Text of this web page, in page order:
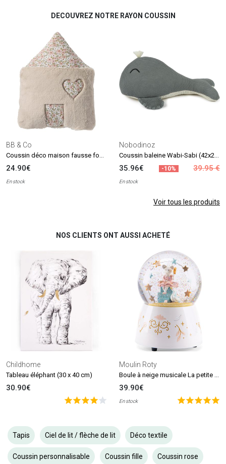
DECOUVREZ NOTRE RAYON COUSSIN
BB & Co
24.90€
En stock
Nobodinoz
35.96€ -10% 39.95 €
En stock
Voir tous les produits
NOS CLIENTS ONT AUSSI ACHETÉ
Childhome
Tableau éléphant (30 x 40 cm)
30.90€
Moulin Roty
39.90€
En stock
Tapis Ciel de lit / flèche de lit Déco textile
Coussin personnalisable Coussin fille Coussin rose